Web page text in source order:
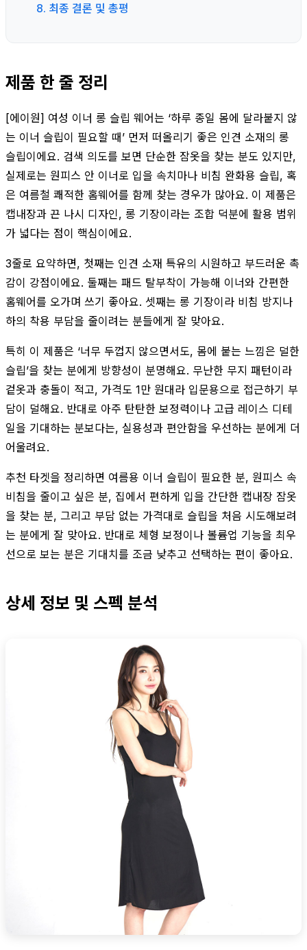
8. 최종 결론 및 총평
제품 한 줄 정리
[에이원] 여성 이너 롱 슬립 웨어는 ‘하루 종일 몸에 달라붙지 않
는 이너 슬립이 필요할 때’ 먼저 떠올리기 좋은 인견 소재의 롱
슬립이에요. 검색 의도를 보면 단순한 잠옷을 찾는 분도 있지만,
실제로는 원피스 안 이너로 입을 속치마나 비침 완화용 슬립, 혹
은 여름철 쾌적한 홈웨어를 함께 찾는 경우가 많아요. 이 제품은
캡내장과 끈 나시 디자인, 롱 기장이라는 조합 덕분에 활용 범위
가 넓다는 점이 핵심이에요.
3줄로 요약하면, 첫째는 인견 소재 특유의 시원하고 부드러운 촉
감이 강점이에요. 둘째는 패드 탈부착이 가능해 이너와 간편한
홈웨어를 오가며 쓰기 좋아요. 셋째는 롱 기장이라 비침 방지나
하의 착용 부담을 줄이려는 분들에게 잘 맞아요.
특히 이 제품은 ‘너무 두껍지 않으면서도, 몸에 붙는 느낌은 덜한
슬립’을 찾는 분에게 방향성이 분명해요. 무난한 무지 패턴이라
겉옷과 충돌이 적고, 가격도 1만 원대라 입문용으로 접근하기 부
담이 덜해요. 반대로 아주 탄탄한 보정력이나 고급 레이스 디테
일을 기대하는 분보다는, 실용성과 편안함을 우선하는 분에게 더
어울려요.
추천 타겟을 정리하면 여름용 이너 슬립이 필요한 분, 원피스 속
비침을 줄이고 싶은 분, 집에서 편하게 입을 간단한 캡내장 잠옷
을 찾는 분, 그리고 부담 없는 가격대로 슬립을 처음 시도해보려
는 분에게 잘 맞아요. 반대로 체형 보정이나 볼륨업 기능을 최우
선으로 보는 분은 기대치를 조금 낮추고 선택하는 편이 좋아요.
상세 정보 및 스펙 분석